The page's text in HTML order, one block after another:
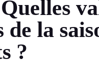
la
?